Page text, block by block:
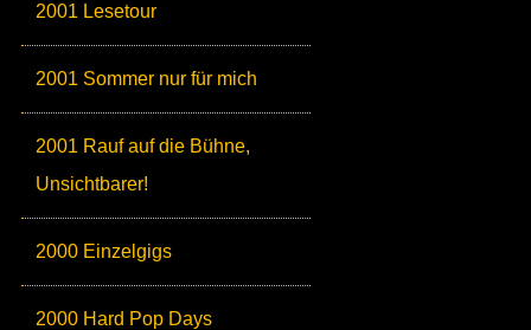
2001 Lesetour
2001 Sommer nur für mich
2001 Rauf auf die Bühne,
Unsichtbarer!
2000 Einzelgigs
2000 Hard Pop Days